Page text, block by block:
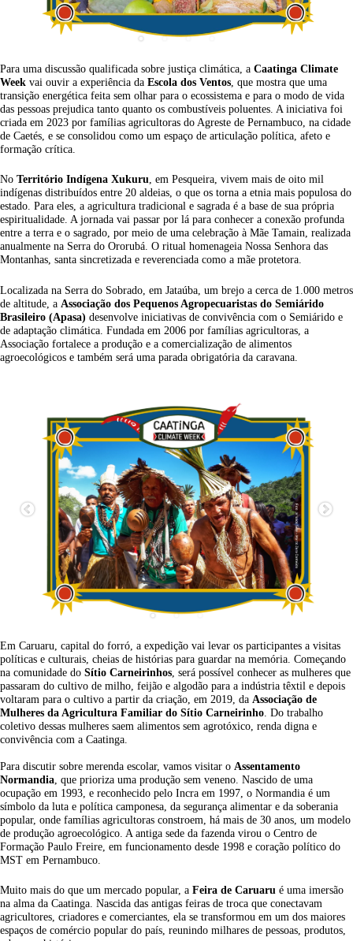
Para uma discussão qualificada sobre justiça climática, a Caatinga Climate
Week vai ouvir a experiência da Escola dos Ventos , que mostra que uma
transição energética feita sem olhar para o ecossistema e para o modo de vida
das pessoas prejudica tanto quanto os combustíveis poluentes. A iniciativa foi
criada em 2023 por famílias agricultoras do Agreste de Pernambuco, na cidade
de Caetés, e se consolidou como um espaço de articulação política, afeto e
formação crítica.
No Território Indígena Xukuru, em Pesqueira, vivem mais de oito mil
indígenas distribuídos entre 20 aldeias, o que os torna a etnia mais populosa do
estado. Para eles, a agricultura tradicional e sagrada é a base de sua própria
espiritualidade. A jornada vai passar por lá para conhecer a conexão profunda
entre a terra e o sagrado, por meio de uma celebração à Mãe Tamain, realizada
anualmente na Serra do Ororubá. O ritual homenageia Nossa Senhora das
Montanhas, santa sincretizada e reverenciada como a mãe protetora.
Localizada na Serra do Sobrado, em Jataúba, um brejo a cerca de 1.000 metros
de altitude, a Associação dos Pequenos Agropecuaristas do Semiárido
Brasileiro (Apasa) desenvolve iniciativas de convivência com o Semiárido e
de adaptação climática. Fundada em 2006 por famílias agricultoras, a
Associação fortalece a produção e a comercialização de alimentos
agroecológicos e também será uma parada obrigatória da caravana.
Em Caruaru, capital do forró, a expedição vai levar os participantes a visitas
políticas e culturais, cheias de histórias para guardar na memória. Começando
na comunidade do Sítio Carneirinhos , será possível conhecer as mulheres que
passaram do cultivo de milho, feijão e algodão para a indústria têxtil e depois
voltaram para o cultivo a partir da criação, em 2019, da Associação de
Mulheres da Agricultura Familiar do Sítio Carneirinho . Do trabalho
coletivo dessas mulheres saem alimentos sem agrotóxico, renda digna e
convivência com a Caatinga.
Para discutir sobre merenda escolar, vamos visitar o Assentamento
Normandia , que prioriza uma produção sem veneno. Nascido de uma
ocupação em 1993, e reconhecido pelo Incra em 1997, o Normandia é um
símbolo da luta e política camponesa, da segurança alimentar e da soberania
popular, onde famílias agricultoras constroem, há mais de 30 anos, um modelo
de produção agroecológico. A antiga sede da fazenda virou o Centro de
Formação Paulo Freire, em funcionamento desde 1998 e coração político do
MST em Pernambuco.
Muito mais do que um mercado popular, a Feira de Caruaru é uma imersão
na alma da Caatinga. Nascida das antigas feiras de troca que conectavam
agricultores, criadores e comerciantes, ela se transformou em um dos maiores
espaços de comércio popular do país, reunindo milhares de pessoas, produtos,